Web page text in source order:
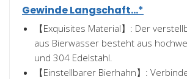
Gewinde Langschaft...*
【Exquisites Material】: Der
aus Bierwasser besteht aus
und 304 Edelstahl.
【Einstellbarer Bierhahn】: